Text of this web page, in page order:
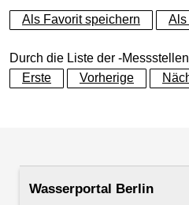
+
−
Als Favorit speichern Als
Durch die Liste der -
Erste
Vorherige
Wasserportal Berlin